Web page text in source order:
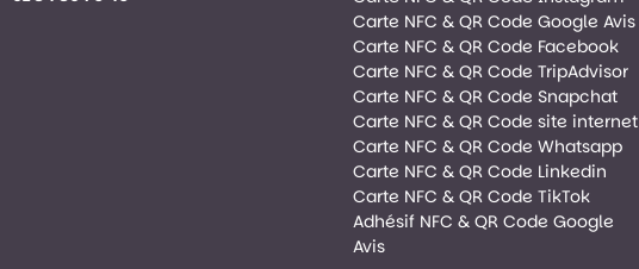
Carte NFC & QR Code Google Avis
Carte NFC & QR Code Facebook
Carte NFC & QR Code TripAdvisor
Carte NFC & QR Code Snapchat
Carte NFC & QR Code site internet
Carte NFC & QR Code Whatsapp
Carte NFC & QR Code Linkedin
Carte NFC & QR Code TikTok
Adhésif NFC & QR Code Google
Avis